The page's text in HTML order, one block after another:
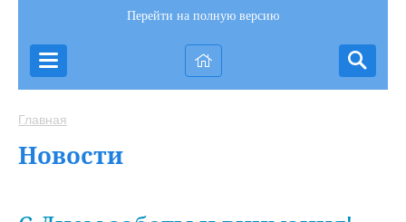
Перейти на полную версию
Главная
Новости